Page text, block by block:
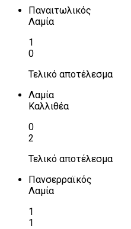
Παναιτωλικός
Λαμία
1
0
Τελικό αποτέλεσμα
Λαμία
Καλλιθέα
0
2
Τελικό αποτέλεσμα
Πανσερραϊκός
Λαμία
1
1